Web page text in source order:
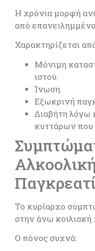
Η χρόνια μορφή
από
Χαρακτηρίζεται
Μόνιμη
ιστού.
Ίνωση.
Εξωκρινή
Διαβήτη λόγω
κυττάρων που
Το κυρίαρχο
στην άνω κοιλιακή
Ο πόνος συχνά: